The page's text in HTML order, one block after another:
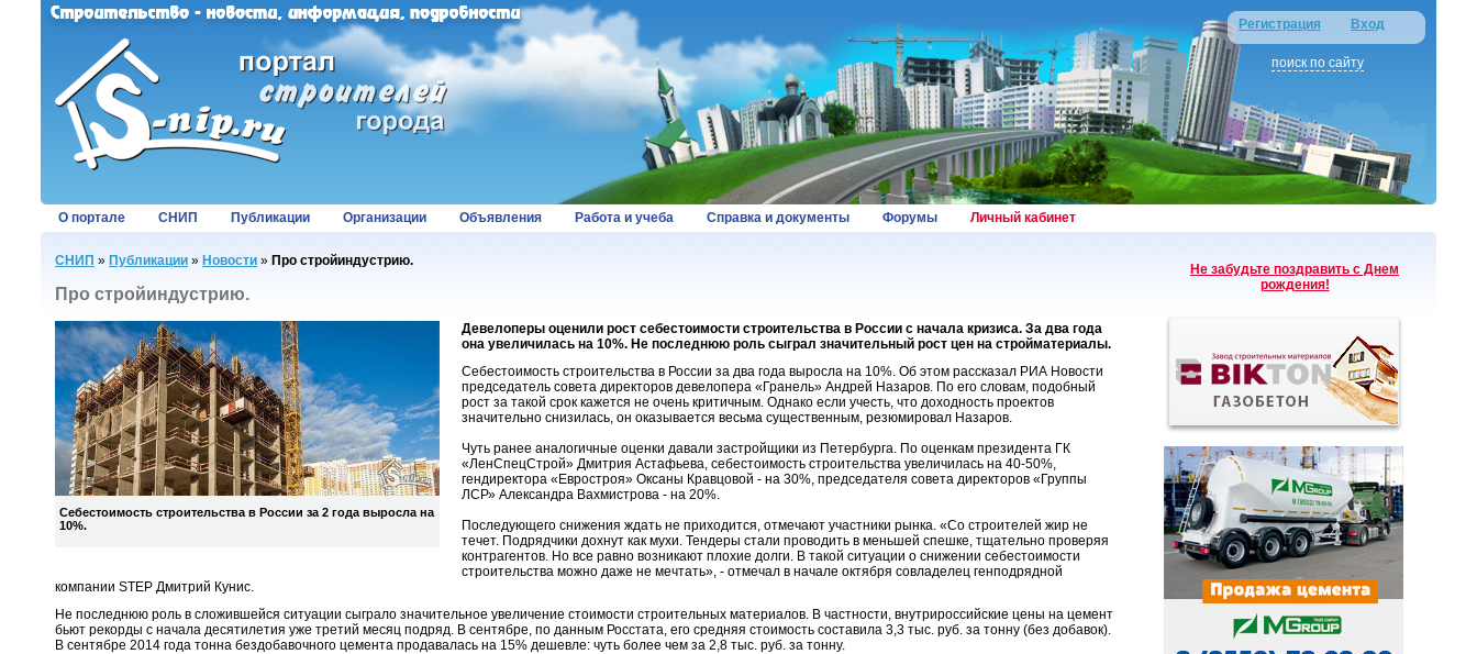
Регистрация Вход
поиск по сайту
О портале СНИП Публикации Организации Объявления Работа и учеба Справка и документы Форумы Личный кабинет
СНИП » Публикации » Новости » Про стройиндустрию.
Про стройиндустрию.
Себестоимость строительства в России за 2 года выросла на
10%.
Девелоперы оценили рост себестоимости строительства в России с начала кризиса. За два года
она увеличилась на 10%. Не последнюю роль сыграл значительный рост цен на стройматериалы.
Себестоимость строительства в России за два года выросла на 10%. Об этом рассказал РИА Новости
председатель совета директоров девелопера «Гранель» Андрей Назаров. По его словам, подобный
рост за такой срок кажется не очень критичным. Однако если учесть, что доходность проектов
значительно снизилась, он оказывается весьма существенным, резюмировал Назаров.
Чуть ранее аналогичные оценки давали застройщики из Петербурга. По оценкам президента ГК
«ЛенСпецСтрой» Дмитрия Астафьева, себестоимость строительства увеличилась на 40-50%,
гендиректора «Евростроя» Оксаны Кравцовой - на 30%, председателя совета директоров «Группы
ЛСР» Александра Вахмистрова - на 20%.
Последующего снижения ждать не приходится, отмечают участники рынка. «Со строителей жир не
течет. Подрядчики дохнут как мухи. Тендеры стали проводить в меньшей спешке, тщательно проверяя
контрагентов. Но все равно возникают плохие долги. В такой ситуации о снижении себестоимости
строительства можно даже не мечтать», - отмечал в начале октября совладелец генподрядной
компании STEP Дмитрий Кунис.
Не последнюю роль в сложившейся ситуации сыграло значительное увеличение стоимости строительных материалов. В частности, внутрироссийские цены на цемент
бьют рекорды с начала десятилетия уже третий месяц подряд. В сентябре, по данным Росстата, его средняя стоимость составила 3,3 тыс. руб. за тонну (без добавок).
В сентябре 2014 года тонна бездобавочного цемента продавалась на 15% дешевле: чуть более чем за 2,8 тыс. руб. за тонну.
Не забудьте поздравить с Днем
рождения!